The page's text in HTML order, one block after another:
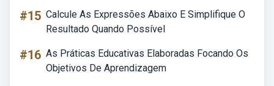
#15 Calcule As Expressões Abaixo E Simplifique O
Resultado Quando Possível
#16 As Práticas Educativas Elaboradas Focando Os
Objetivos De Aprendizagem